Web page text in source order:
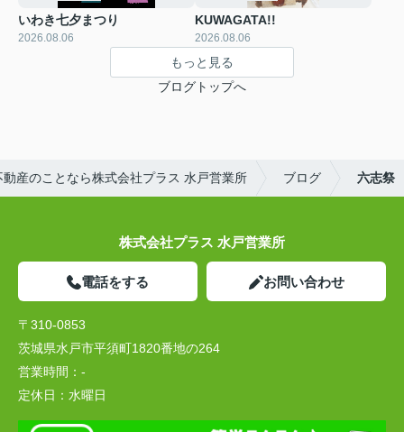
いわき七夕まつり
2026.08.06
KUWAGATA!!
2026.08.06
もっと見る
ブログトップへ
産のことなら株式会社プラス 水戸営業所 ブログ 六志祭
株式会社プラス 水戸営業所
電話をする お問い合わせ
〒310-0853
茨城県水戸市平須町1820番地の264
営業時間： -
定休日： 水曜日